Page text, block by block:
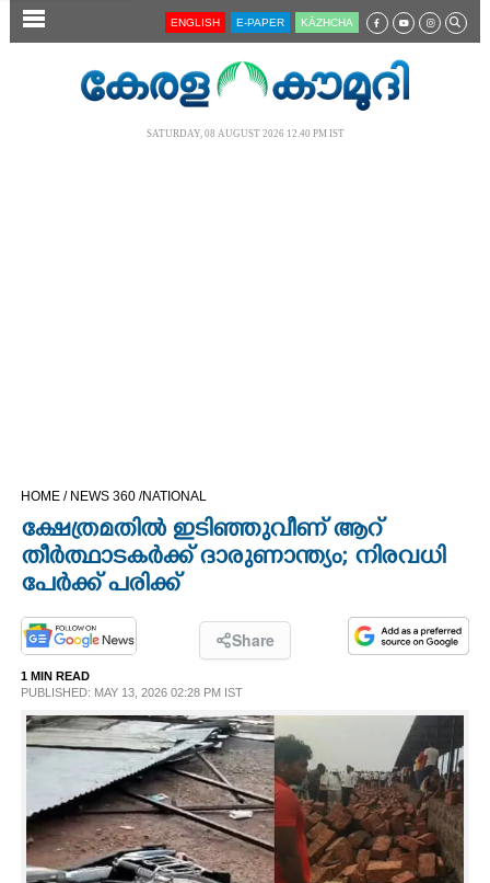
SECTIONS
OPINION
PHOTOS
LIFESTYLE
SPIRITUAL
INFO+
ENGLISH E-PAPER KĀZHCHA
SATURDAY, 08 AUGUST 2026 12.40 PM IST
HOME / NEWS 360 /NATIONAL
ക്ഷേത്രമതിൽ ഇടിഞ്ഞുവീണ് ആറ്
തീർത്ഥാടകർക്ക് ദാരുണാന്ത്യം; നിരവധി
പേർക്ക് പരിക്ക്
Share
1 MIN READ
PUBLISHED: MAY 13, 2026 02:28 PM IST